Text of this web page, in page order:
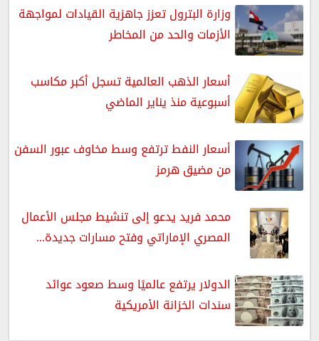
وزارة البترول تعزز جاهزية القيادات لمواجهة
الأزمات والحد من المخاطر
أسعار الذهب العالمية تسجل أكبر مكاسب
أسبوعية منذ يناير الماضي
أسعار النفط ترتفع وسط مخاوف عبور السفن
من مضيق هرمز
محمد فريد يدعو إلى تنشيط مجلس الأعمال
المصري الإماراتي وفتح مسارات جديدة...
الدولار يرتفع عالميًا وسط صعود عوائد
سندات الخزانة الأمريكية